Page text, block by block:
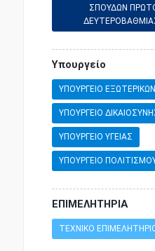
ΤΥΠΟΣ ΚΑΙ
ΕΡΓΑΤΙΚΗ
ΣΠΟΥΔΩΝ
Υπουργείο
ΥΠΟΥΡΓΕΙΟ ΕΞΩΤΕΡΙΚΩΝ
ΥΠΟΥΡΓΕΙΟ
ΥΠΟΥΡΓΕΙΟ ΥΓΕΙΑΣ
ΥΠΟΥΡΓΕΙΟ
ΕΠΙΜΕΛΗΤΗΡΙΑ
ΤΕΧΝΙΚΟ